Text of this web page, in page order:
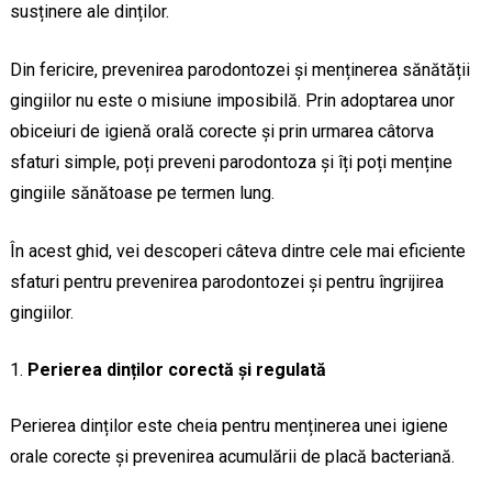
susținere ale dinților.
Din fericire, prevenirea parodontozei și menținerea sănătății
gingiilor nu este o misiune imposibilă. Prin adoptarea unor
obiceiuri de igienă orală corecte și prin urmarea câtorva
sfaturi simple, poți preveni parodontoza și îți poți menține
gingiile sănătoase pe termen lung.
În acest ghid, vei descoperi câteva dintre cele mai eficiente
sfaturi pentru prevenirea parodontozei și pentru îngrijirea
gingiilor.
Perierea dinților corectă și regulată
Perierea dinților este cheia pentru menținerea unei igiene
orale corecte și prevenirea acumulării de placă bacteriană.